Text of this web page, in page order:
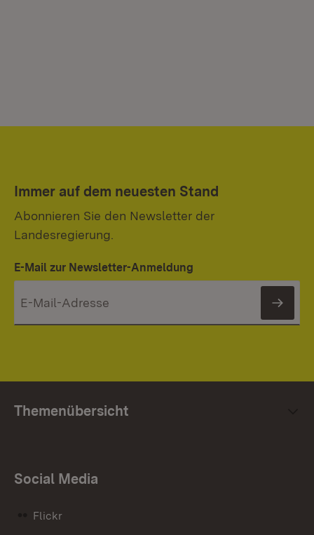
Immer auf dem neuesten Stand
Abonnieren Sie den Newsletter der
Landesregierung.
E-Mail zur Newsletter-Anmeldung
Themenübersicht
Social Media
Flickr